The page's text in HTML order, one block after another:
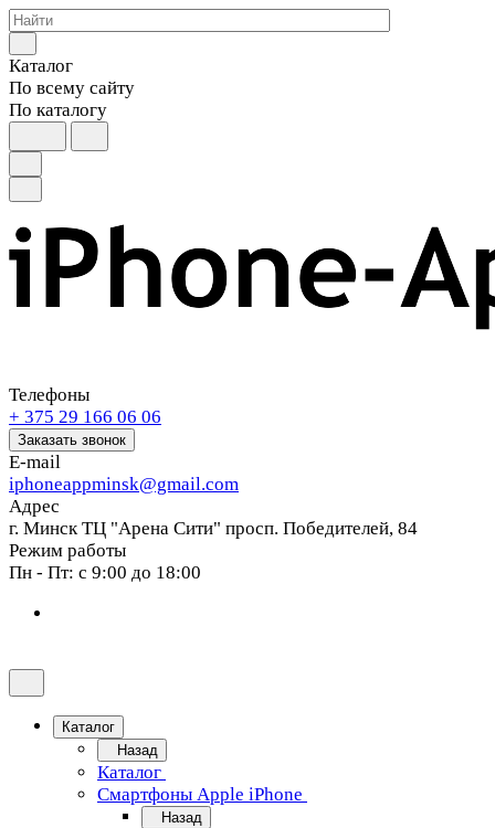
Каталог
По всему сайту
По каталогу
Телефоны
+ 375 29 166 06 06
Заказать звонок
E-mail
iphoneappminsk@gmail.com
Адрес
г. Минск ТЦ "Арена Сити" просп. Победителей, 84
Режим работы
Пн - Пт: с 9:00 до 18:00
Каталог
Назад
Каталог
Смартфоны Apple iPhone
Назад